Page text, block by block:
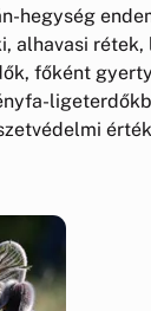
hegység
alhavasi
főként